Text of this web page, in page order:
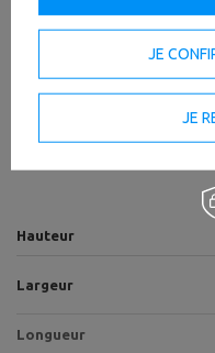
Hauteur
Largeur
Longueur
JE
JE